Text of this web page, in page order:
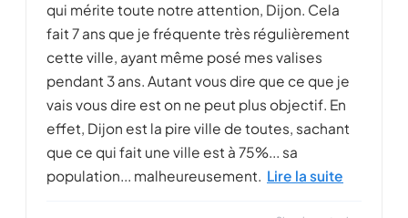
qui mérite toute notre attention, Dijon. Cela
fait 7 ans que je fréquente très régulièrement
cette ville, ayant même posé mes valises
pendant 3 ans. Autant vous dire que ce que je
vais vous dire est on ne peut plus objectif. En
effet, Dijon est la pire ville de toutes, sachant
que ce qui fait une ville est à 75%... sa
population... malheureusement. Lire la suite